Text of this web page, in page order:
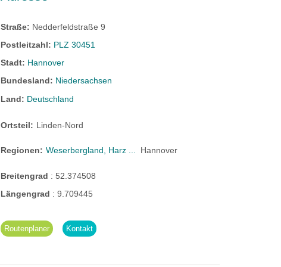
Straße: Nedderfeldstraße 9
Postleitzahl: PLZ 30451
Stadt: Hannover
Bundesland: Niedersachsen
Land: Deutschland
Ortsteil: Linden-Nord
Regionen: Weserbergland, Harz ... Hannover
Breitengrad :52.374508
Längengrad :9.709445
Routenplaner Kontakt